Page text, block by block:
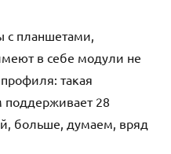
с планшетами,
в себе модули не
такая
28
больше, думаем, вряд